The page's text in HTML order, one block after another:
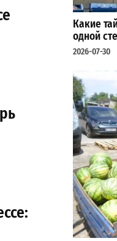
Какие
одной
2026-07-30